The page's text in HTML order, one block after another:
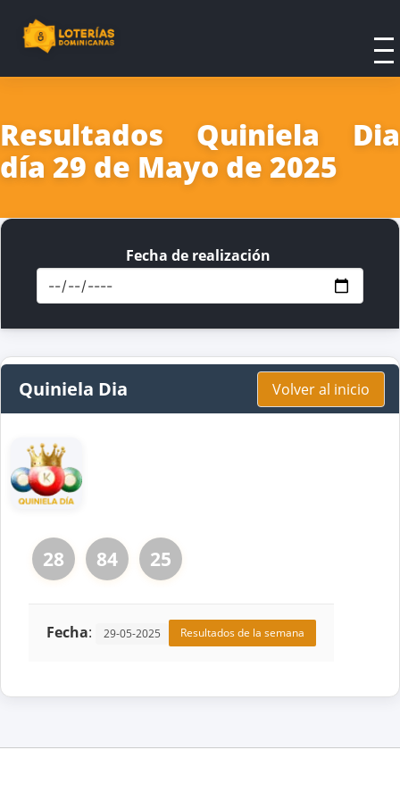
Resultados Quiniela Dia
día 29 de Mayo de 2025
Fecha de realización
Quiniela Dia Volver al inicio
28 84 25
Fecha: 29-05-2025 Resultados de la semana